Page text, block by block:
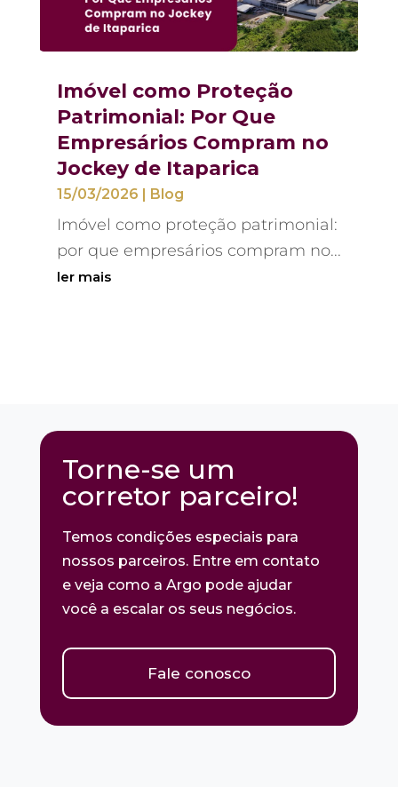
Imóvel como Proteção
Patrimonial: Por Que
Empresários Compram no
Jockey de Itaparica
15/03/2026 Blog
Imóvel como proteção patrimonial:
por que empresários compram no...
ler mais
Torne-se um
corretor parceiro!
Temos condições especiais para
nossos parceiros. Entre em contato
e veja como a Argo pode ajudar
você a escalar os seus negócios.
Fale conosco